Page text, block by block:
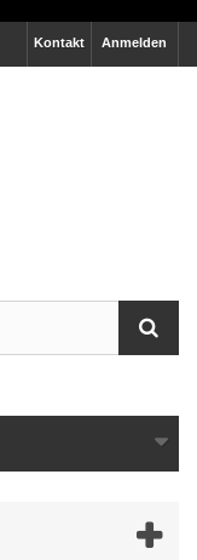
Anmelden
Kontakt